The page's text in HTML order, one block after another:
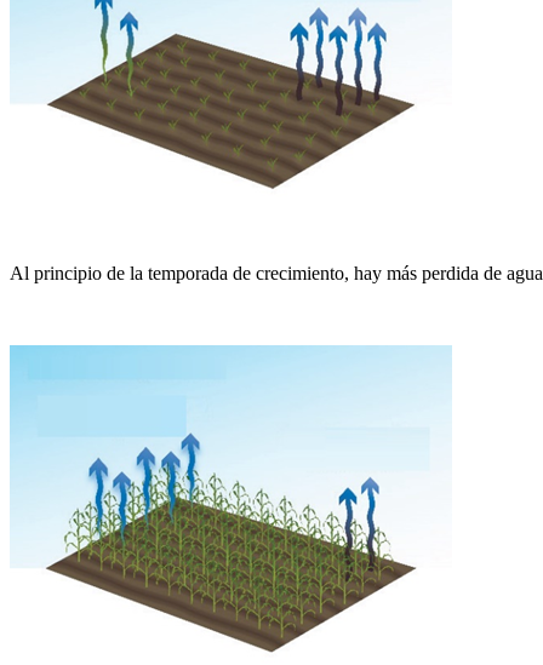
Al principio de la temporada de crecimiento, hay más perdida de